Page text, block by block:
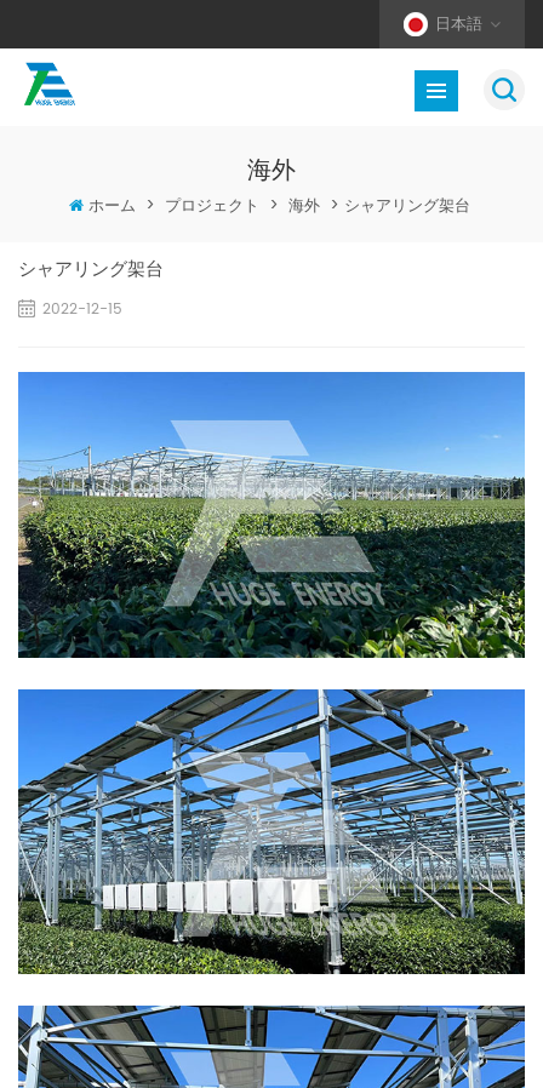
日本語
海外
ホーム > プロジェクト > 海外 > シャアリング架台
シャアリング架台
2022-12-15